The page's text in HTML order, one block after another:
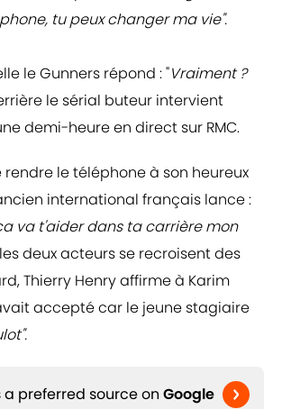
tu peux changer ma vie".
le Gunners répond : "Vraiment ?
le sérial buteur intervient
demi-heure en direct sur RMC.
le téléphone à son heureux
international français lance :
va t'aider dans ta carrière mon
deux acteurs se recroisent des
Thierry Henry affirme à Karim
accepté car le jeune stagiaire
a preferred source on Google